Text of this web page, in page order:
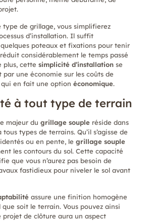
type de grillage, vous simplifierez
d’installation. Il suffit
poteaux et fixations pour tenir
considérablement le temps passé
plus, cette simplicité d’installationse
une économie sur les coûts de
qui en fait une option économique.
à tout type de terrain
majeur du grillage soupleréside dans
types de terrains. Qu’il s’agisse de
ou en pente, le grillage souple
les contours du sol. Cette capacité
que vous n’aurez pas besoin de
fastidieux pour niveler le sol avant
assure une finition homogène
soit le terrain. Vous pouvez ainsi
projet de clôture aura un aspect